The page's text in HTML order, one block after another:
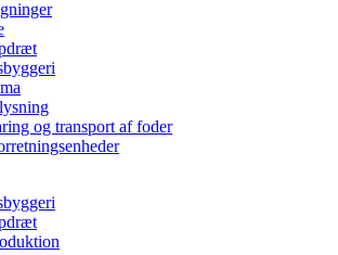
og transport af foder